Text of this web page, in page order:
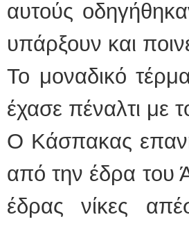
αυτούς
υπάρξουν και
Το μοναδικό
έχασε πέναλτι με
Ο Κάσπακας
από την έδρα του
έδρας νίκες